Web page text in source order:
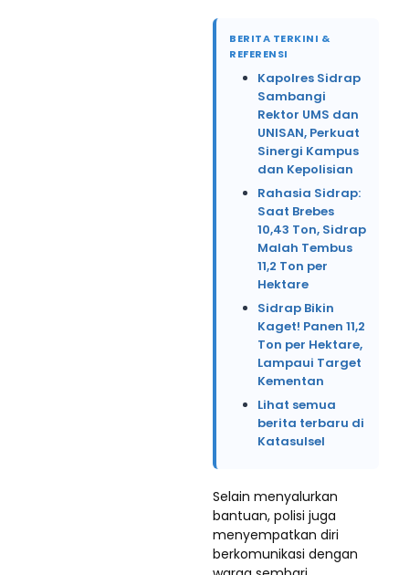
BERITA TERKINI &
REFERENSI
Kapolres Sidrap
Sambangi
Rektor UMS dan
UNISAN, Perkuat
Sinergi Kampus
dan Kepolisian
Rahasia Sidrap:
Saat Brebes
10,43 Ton, Sidrap
Malah Tembus
11,2 Ton per
Hektare
Sidrap Bikin
Kaget! Panen 11,2
Ton per Hektare,
Lampaui Target
Kementan
Lihat semua
berita terbaru di
Katasulsel
Selain menyalurkan
bantuan, polisi juga
menyempatkan diri
berkomunikasi dengan